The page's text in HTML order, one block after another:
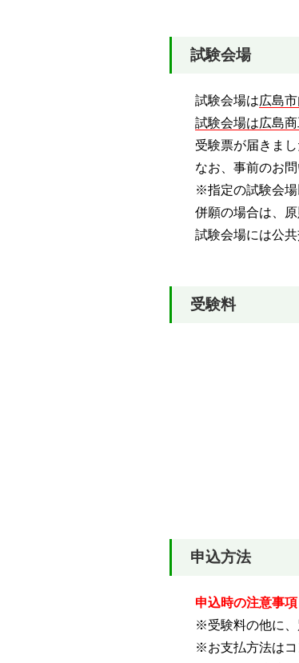
試験会場
試験会場は広島
試験会場は広島
受験票が届きまし
なお、事前のお問
※指定の試験会場以
併願の場合は、原
試験会場には公共
受験料
申込方法
申込時の注意事項
※受験料の他に、別
※お支払方法はコン